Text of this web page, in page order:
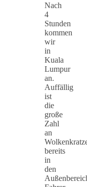
Nach
4
Stunden
kommen
wir
in
Kuala
Lumpur
an.
Auffällig
ist
die
große
Zahl
an
bereits
in
den